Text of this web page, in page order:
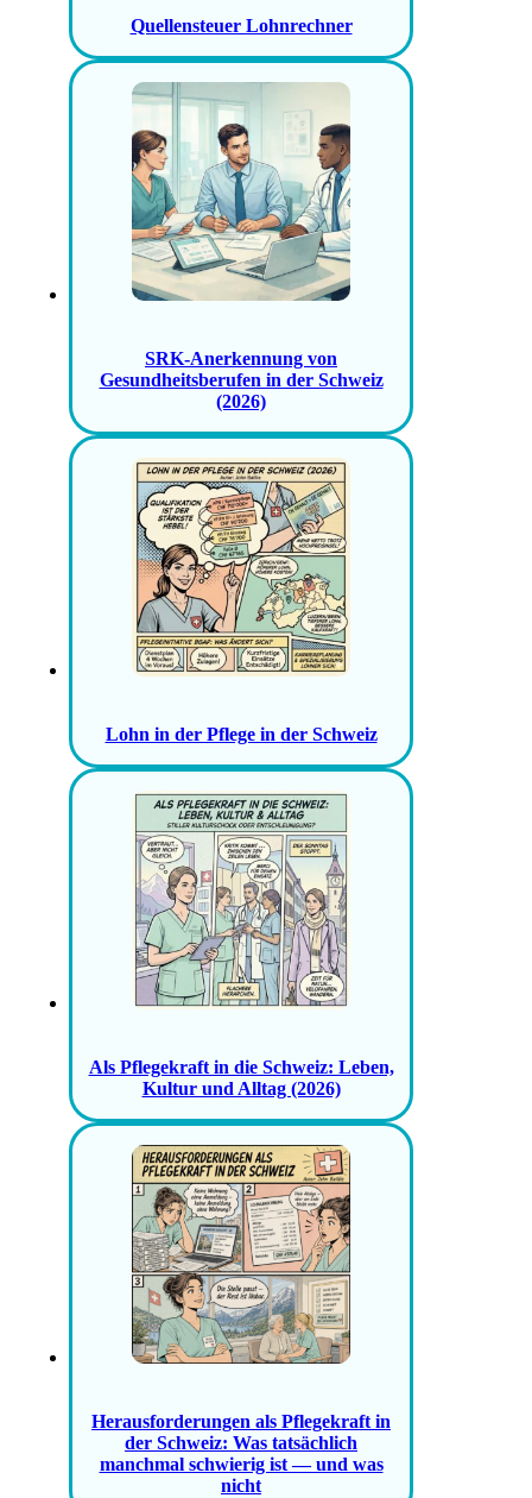
Quellensteuer Lohnrechner
SRK-Anerkennung von
Gesundheitsberufen in der Schweiz
(2026)
Lohn in der Pflege in der Schweiz
Als Pflegekraft in die Schweiz: Leben,
Kultur und Alltag (2026)
Herausforderungen als Pflegekraft in
der Schweiz: Was tatsächlich
manchmal schwierig ist — und was
nicht